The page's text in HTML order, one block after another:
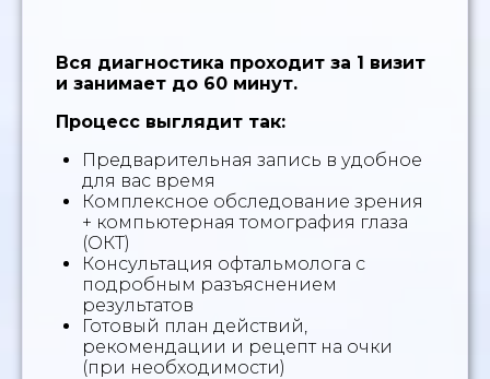
Вся диагностика проходит за 1 визит
и занимает до 60 минут.
Процесс выглядит так:
Предварительная запись в удобное
для вас время
Комплексное обследование зрения
+ компьютерная томография глаза
(ОКТ)
Консультация офтальмолога с
подробным разъяснением
результатов
Готовый план действий,
рекомендации и рецепт на очки
(при необходимости)